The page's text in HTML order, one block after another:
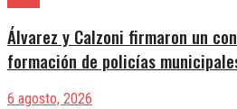
Álvarez y Calzoni firmaron un
formación de policías
6 agosto, 2026